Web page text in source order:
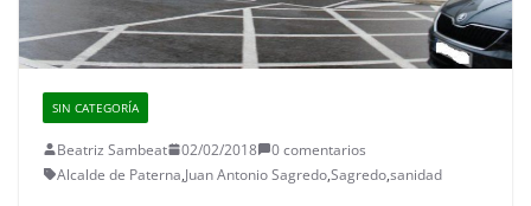
SIN CATEGORÍA
Beatriz Sambeat 02/02/2018
0 comentarios
Alcalde de Paterna,Juan Antonio Sagredo,Sagredo,sanidad